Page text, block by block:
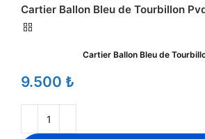
Cartier Ballon Bleu de Tourbillon
Cartier Ballon Bleu de
₺